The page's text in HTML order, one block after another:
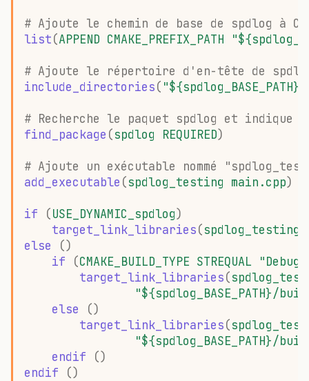
# Ajoute le chemin de base de spdlog à
list(APPEND CMAKE_PREFIX_PATH
# Ajoute le répertoire d'en-tête de
include_directories(
# Recherche le paquet spdlog et
find_package (spdlog REQUIRED)
# Ajoute un exécutable nommé
add_executable (spdlog_testing main.cpp)
if (USE_DYNAMIC_spdlog)
target_link_libraries(spdlog_testing
else
()
if
(CMAKE_BUILD_TYPE STREQUAL "Debug"
target_link_libraries(
"${spdlog_BASE_PATH}/
else
()
target_link_libraries(
"${spdlog_BASE_PATH}/
endif
()
endif
()